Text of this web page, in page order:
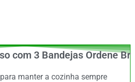
com 3 Bandejas Ordene Br
manter a cozinha sempre